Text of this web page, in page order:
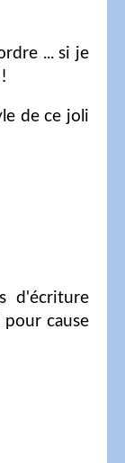
... si je
de ce joli
d'écriture
pour cause